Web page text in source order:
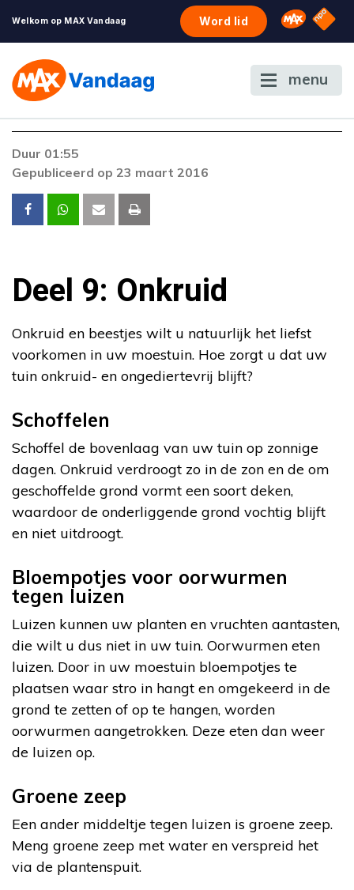
Welkom op MAX Vandaag Word lid Omroep
NPO
menu
Duur 01:55
Gepubliceerd op 23 maart 2016
Deel 9: Onkruid
Onkruid en beestjes wilt u natuurlijk het liefst
voorkomen in uw moestuin. Hoe zorgt u dat uw
tuin onkruid- en ongediertevrij blijft?
Schoffelen
Schoffel de bovenlaag van uw tuin op zonnige
dagen. Onkruid verdroogt zo in de zon en de om
geschoffelde grond vormt een soort deken,
waardoor de onderliggende grond vochtig blijft
en niet uitdroogt.
Bloempotjes voor oorwurmen
tegen luizen
Luizen kunnen uw planten en vruchten aantasten,
die wilt u dus niet in uw tuin. Oorwurmen eten
luizen. Door in uw moestuin bloempotjes te
plaatsen waar stro in hangt en omgekeerd in de
grond te zetten of op te hangen, worden
oorwurmen aangetrokken. Deze eten dan weer
de luizen op.
Groene zeep
Een ander middeltje tegen luizen is groene zeep.
Meng groene zeep met water en verspreid het
via de plantenspuit.